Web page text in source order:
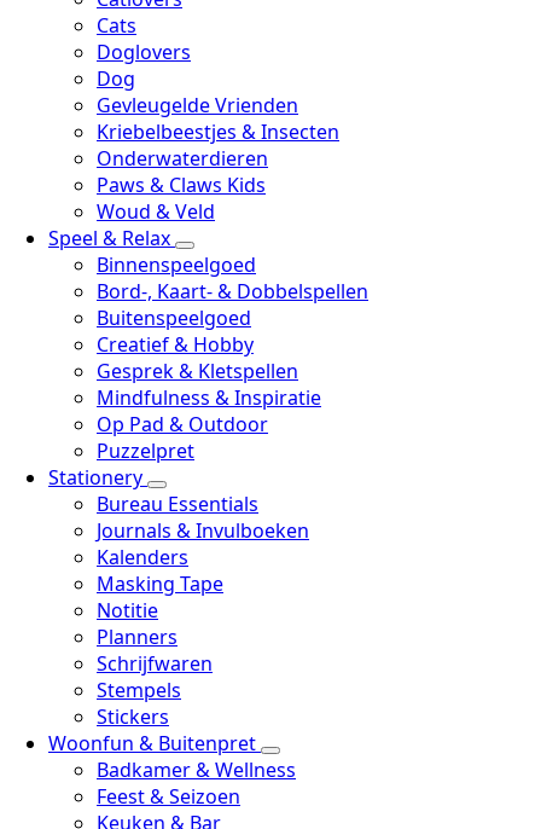
Cats
Doglovers
Dog
Gevleugelde Vrienden
Kriebelbeestjes & Insecten
Onderwaterdieren
Paws & Claws Kids
Woud & Veld
Speel & Relax
Binnenspeelgoed
Bord-, Kaart- & Dobbelspellen
Buitenspeelgoed
Creatief & Hobby
Gesprek & Kletspellen
Mindfulness & Inspiratie
Op Pad & Outdoor
Puzzelpret
Stationery
Bureau Essentials
Journals & Invulboeken
Kalenders
Masking Tape
Notitie
Planners
Schrijfwaren
Stempels
Stickers
Woonfun & Buitenpret
Badkamer & Wellness
Feest & Seizoen
Keuken & Bar